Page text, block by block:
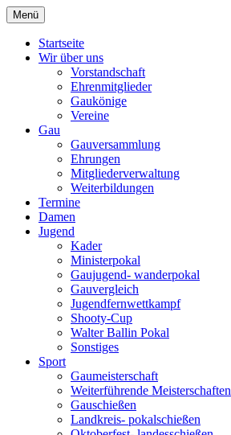
Zum
Inhalt
springen
Schützengau Simbach
Menü
Startseite
Wir über uns
Vorstandschaft
Ehrenmitglieder
Gaukönige
Vereine
Gau
Gauversammlung
Ehrungen
Mitgliederverwaltung
Weiterbildungen
Termine
Damen
Jugend
Kader
Ministerpokal
Gaujugend- wanderpokal
Gauvergleich
Jugendfernwettkampf
Shooty-Cup
Walter Ballin Pokal
Sonstiges
Sport
Gaumeisterschaft
Weiterführende Meisterschaften
Gauschießen
Landkreis- pokalschießen